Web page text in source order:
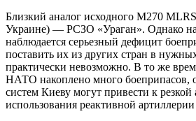
Близкий аналог исходного M270
Украине) — РСЗО «Ураган». Однако
наблюдается серьезный дефицит
поставить их из других стран в
практически невозможно. В то же
НАТО накоплено много боеприпасов,
систем Киеву могут привести к резкой
использования реактивной